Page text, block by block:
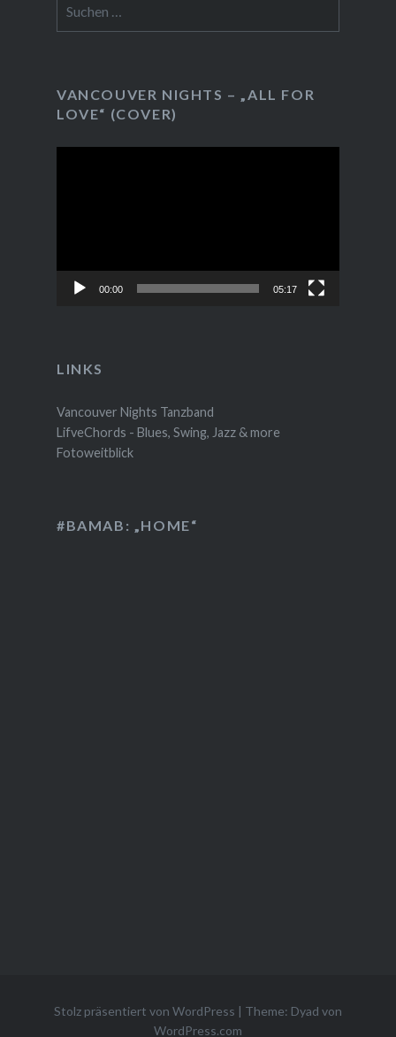
nach:
VANCOUVER NIGHTS – „ALL FOR
LOVE“ (COVER)
00:00 05:17
LINKS
Vancouver Nights Tanzband
LifveChords - Blues, Swing, Jazz & more
Fotoweitblick
#BAMAB: „HOME“
Stolz präsentiert von WordPress | Theme: Dyad von
WordPress.com